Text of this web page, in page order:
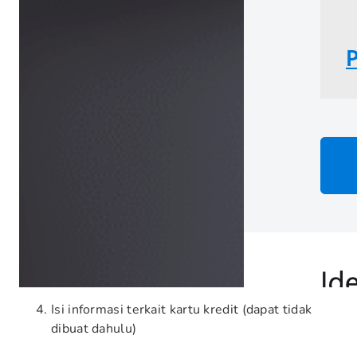
Isi informasi terkait kartu kredit (dapat tidak
dibuat dahulu)